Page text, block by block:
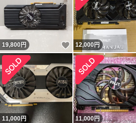
19,800円 いいね！
12,000円
11,000円 11,000円